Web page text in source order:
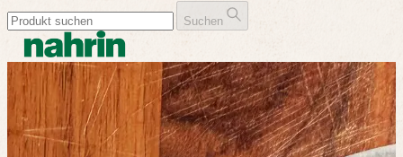
Suchen